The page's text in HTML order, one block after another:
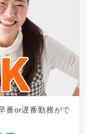
番or遅番勤務がで